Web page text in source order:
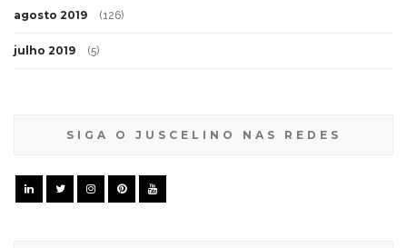
agosto 2019 (126)
julho 2019 (5)
SIGA O JUSCELINO NAS REDES